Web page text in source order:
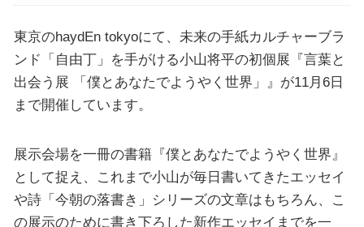
東京のhaydEn tokyoにて、未来の手紙カルチャーブラ
ンド「自由丁」を手がける小山将平の初個展『言葉と
出会う展 「僕とあなたでようやく世界」』が11月6日
まで開催しています。
展示会場を一冊の書籍『僕とあなたでようやく世界』
として捉え、これまで小山が毎日書いてきたエッセイ
や詩「今朝の落書き」シリーズの文章はもちろん、こ
の展示のために書き下ろした新作エッセイまでを一